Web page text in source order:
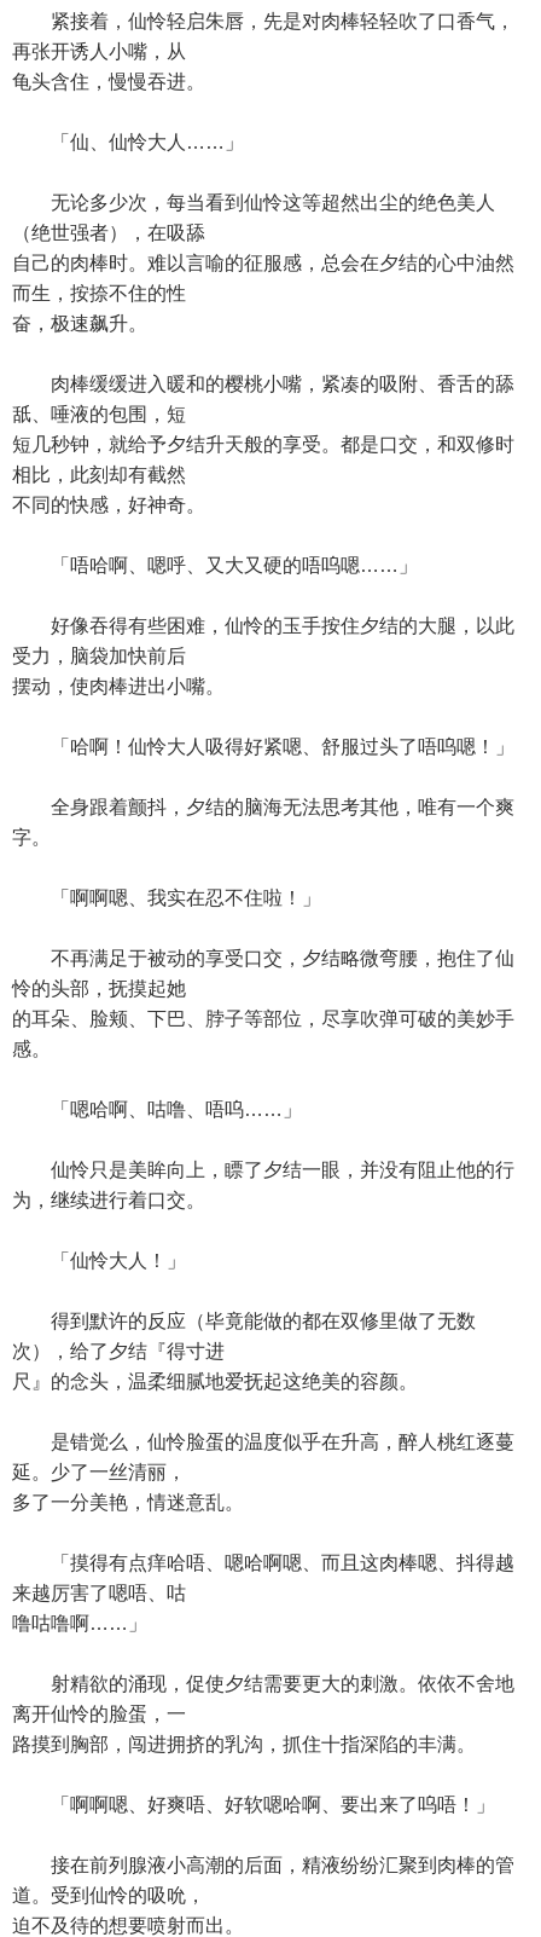
紧接着，仙怜轻启朱唇，先是对肉棒轻轻吹了口香气，
再张开诱人小嘴，从
龟头含住，慢慢吞进。
「仙、仙怜大人……」
无论多少次，每当看到仙怜这等超然出尘的绝色美人
（绝世强者），在吸舔
自己的肉棒时。难以言喻的征服感，总会在夕结的心中油然
而生，按捺不住的性
奋，极速飙升。
肉棒缓缓进入暖和的樱桃小嘴，紧凑的吸附、香舌的舔
舐、唾液的包围，短
短几秒钟，就给予夕结升天般的享受。都是口交，和双修时
相比，此刻却有截然
不同的快感，好神奇。
「唔哈啊、嗯呼、又大又硬的唔呜嗯……」
好像吞得有些困难，仙怜的玉手按住夕结的大腿，以此
受力，脑袋加快前后
摆动，使肉棒进出小嘴。
「哈啊！仙怜大人吸得好紧嗯、舒服过头了唔呜嗯！」
全身跟着颤抖，夕结的脑海无法思考其他，唯有一个爽
字。
「啊啊嗯、我实在忍不住啦！」
不再满足于被动的享受口交，夕结略微弯腰，抱住了仙
怜的头部，抚摸起她
的耳朵、脸颊、下巴、脖子等部位，尽享吹弹可破的美妙手
感。
「嗯哈啊、咕噜、唔呜……」
仙怜只是美眸向上，瞟了夕结一眼，并没有阻止他的行
为，继续进行着口交。
「仙怜大人！」
得到默许的反应（毕竟能做的都在双修里做了无数
次），给了夕结『得寸进
尺』的念头，温柔细腻地爱抚起这绝美的容颜。
是错觉么，仙怜脸蛋的温度似乎在升高，醉人桃红逐蔓
延。少了一丝清丽，
多了一分美艳，情迷意乱。
「摸得有点痒哈唔、嗯哈啊嗯、而且这肉棒嗯、抖得越
来越厉害了嗯唔、咕
噜咕噜啊……」
射精欲的涌现，促使夕结需要更大的刺激。依依不舍地
离开仙怜的脸蛋，一
路摸到胸部，闯进拥挤的乳沟，抓住十指深陷的丰满。
「啊啊嗯、好爽唔、好软嗯哈啊、要出来了呜唔！」
接在前列腺液小高潮的后面，精液纷纷汇聚到肉棒的管
道。受到仙怜的吸吮，
迫不及待的想要喷射而出。